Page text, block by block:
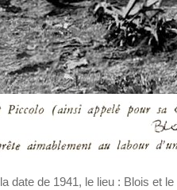
date de 1941, le lieu : Blois et